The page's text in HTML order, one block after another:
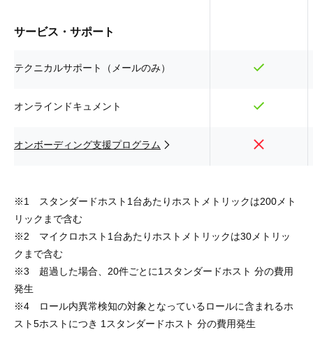
サービス・サポート
テクニカルサポート（メールのみ）
オンラインドキュメント
オンボーディング支援プログラム
※1 スタンダードホスト1台あたりホストメトリックは200メト
リックまで含む
※2 マイクロホスト1台あたりホストメトリックは30メトリッ
クまで含む
※3 超過した場合、20件ごとに1スタンダードホスト 分の費用
発生
※4 ロール内異常検知の対象となっているロールに含まれるホ
スト5ホストにつき 1スタンダードホスト 分の費用発生